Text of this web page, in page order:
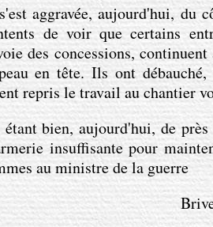
aggravée, aujourd'hui, du
de voir que certains
des concessions,
en tête. Ils ont
repris le travail au chantier
bien, aujourd'hui, de
insuffisante pour
au ministre de la guerre